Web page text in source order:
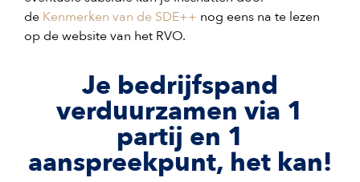
de Kenmerken van de SDE++ nog eens na te lezen
op de website van het RVO.
Je bedrijfspand
verduurzamen via 1
partij en 1
aanspreekpunt, het kan!